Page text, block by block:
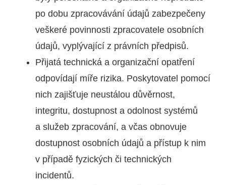
po dobu zpracovávání údajů zabezpečeny
veškeré povinnosti zpracovatele osobních
údajů, vyplývající z právních předpisů.
Přijatá technická a organizační opatření
odpovídají míře rizika. Poskytovatel pomocí
nich zajišťuje neustálou důvěrnost,
integritu, dostupnost a odolnost systémů
a služeb zpracování, a včas obnovuje
dostupnost osobních údajů a přístup k nim
v případě fyzických či technických
incidentů.